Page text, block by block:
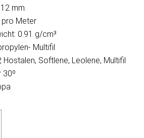
mm.
pro Meter
0.91 g/cm³
Multifil
Hostalen, Softlene, Leolene, Multifil
30º